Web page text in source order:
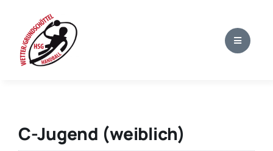
springen
C-Jugend (weiblich)